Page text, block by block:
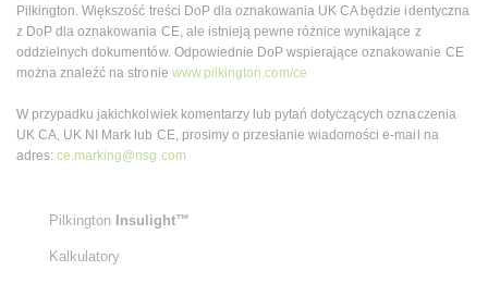
Pilkington. Większość treści DoP dla oznakowania UK CA będzie identyczna
z DoP dla oznakowania CE, ale istnieją pewne różnice wynikające z
oddzielnych dokumentów. Odpowiednie DoP wspierające oznakowanie CE
można znaleźć na stronie www.pilkington.com/ce
W przypadku jakichkolwiek komentarzy lub pytań dotyczących oznaczenia
UK CA, UK NI Mark lub CE, prosimy o przesłanie wiadomości e-mail na
adres:ce.marking@nsg.com
Pilkington Insulight™
Kalkulatory